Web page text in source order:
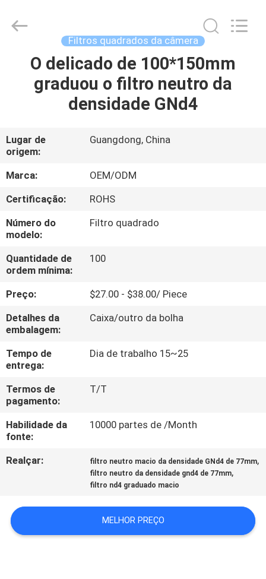
CASA
PRODUTOS
SOBRE
NÓS
EXCURSÃO
DA
FÁBRICA
CONTROLE
DA
QUALIDADE
CONTACTE-
NOS
PEÇA
UMAS
CITAÇÕES
DO
SITE
Technology
Ltd..
Filtros quadrados da câmera
O delicado de 100*150mm
graduou o filtro neutro da
densidade GNd4
Lugar de
origem:
Guangdong, China
Marca:
OEM/ODM
Certificação:
ROHS
Número do
modelo:
Filtro quadrado
Quantidade de
ordem mínima:
100
Preço:
$27.00 - $38.00/ Piece
Detalhes da
embalagem:
Caixa/outro da bolha
Tempo de
entrega:
Dia de trabalho 15~25
Termos de
pagamento:
T/T
Habilidade da
fonte:
10000 partes de /Month
Realçar: filtro neutro macio da densidade GNd4 de 77mm,
filtro neutro da densidade gnd4 de 77mm,
filtro nd4 graduado macio
MELHOR PREÇO